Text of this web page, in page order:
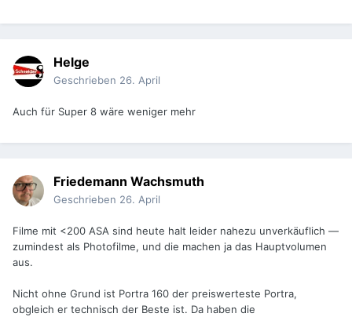
Helge
Geschrieben 26. April
Auch für Super 8 wäre weniger mehr
Friedemann Wachsmuth
Geschrieben 26. April
Filme mit <200 ASA sind heute halt leider nahezu unverkäuflich —
zumindest als Photofilme, und die machen ja das Hauptvolumen
aus.
Nicht ohne Grund ist Portra 160 der preiswerteste Portra,
obgleich er technisch der Beste ist. Da haben die